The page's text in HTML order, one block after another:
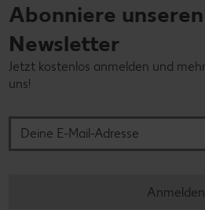
Abonniere
Newsletter
Jetzt kostenlos anmelden und
uns!
Anmelden